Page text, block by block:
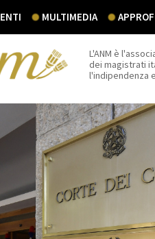
MULTIMEDIA
L'ANM è
dei magistrati
l'indipendenza